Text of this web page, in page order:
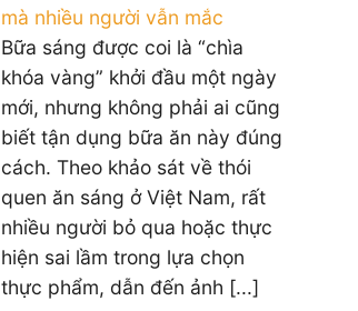
mà nhiều người vẫn mắc
Bữa sáng được coi là “chìa
khóa vàng” khởi đầu một ngày
mới, nhưng không phải ai cũng
biết tận dụng bữa ăn này đúng
cách. Theo khảo sát về thói
quen ăn sáng ở Việt Nam, rất
nhiều người bỏ qua hoặc thực
hiện sai lầm trong lựa chọn
thực phẩm, dẫn đến ảnh [...]